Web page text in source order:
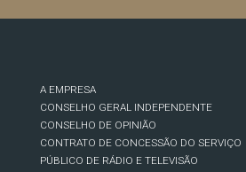
A EMPRESA
CONSELHO GERAL INDEPENDENTE
CONSELHO DE OPINIÃO
CONTRATO DE CONCESSÃO DO SERVIÇO
PÚBLICO DE RÁDIO E TELEVISÃO